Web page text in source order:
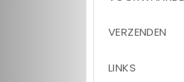
VERZENDEN
LINKS